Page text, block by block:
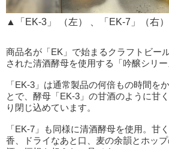
▲「EK-3」 （左） 、「EK-7」（右）
商品名が「EK」で始まるクラフトビー
された清酒酵母を使用する「吟醸シリー
「EK-3」は通常製品の何倍もの時間を
とで、酵母「EK-3」の甘酒のように甘
り閉じ込めています。
「EK-7」も同様に清酒酵母を使用。甘
香、ドライなあと口、麦の余韻とホッ